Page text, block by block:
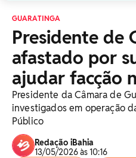
GUARATINGA
Presidente de
afastado por
ajudar facção
Presidente da Câmara de
investigados em operação
Público
Redação iBahia
13/05/2026 às 10:16